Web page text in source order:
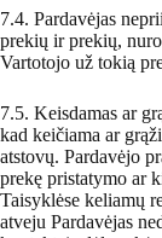
7.4. Pardavėjas
prekių ir prekių,
Vartotojo už tokią
7.5. Keisdamas ar
kad keičiama ar
atstovų. Pardavėjo
prekę pristatymo ar
Taisyklėse keliamų
atveju Pardavėjas